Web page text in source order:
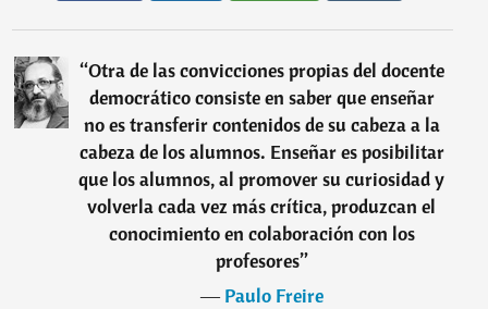
“Otra de las convicciones propias del docente
democrático consiste en saber que enseñar
no es transferir contenidos de su cabeza a la
cabeza de los alumnos. Enseñar es posibilitar
que los alumnos, al promover su curiosidad y
volverla cada vez más crítica, produzcan el
conocimiento en colaboración con los
profesores”
―Paulo Freire